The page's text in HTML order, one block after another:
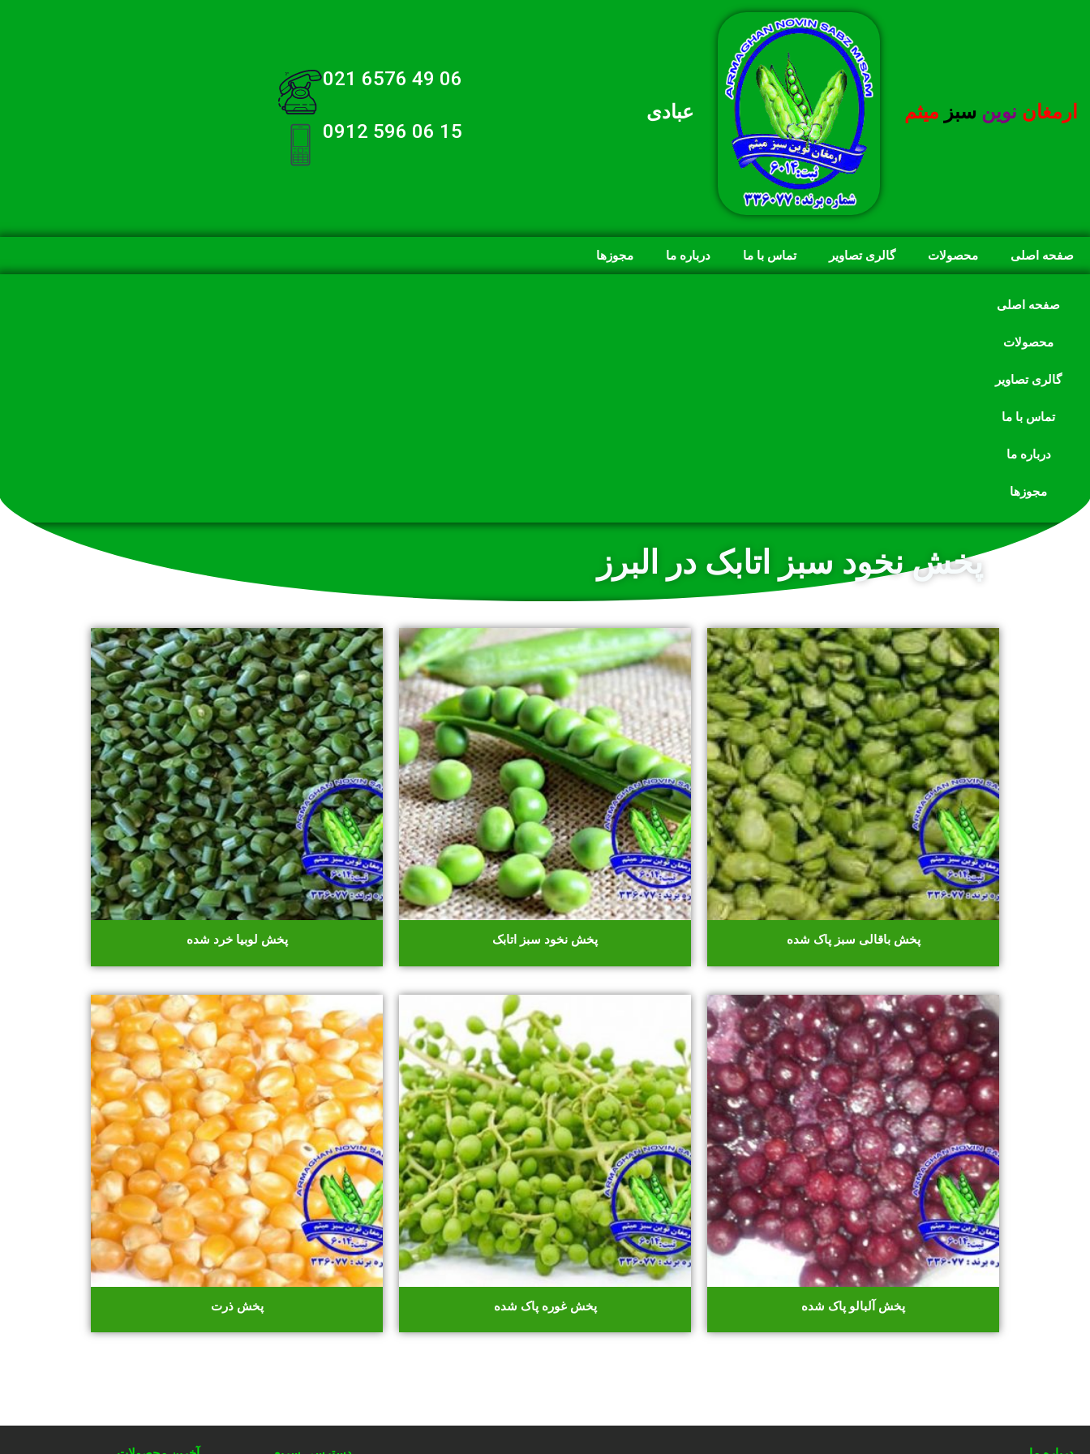
ارمغان نوین سبز میثم
06 49 6576 021
عبادی
15 06 596 0912
صفحه اصلی محصولات گالری تصاویر تماس با ما درباره ما مجوزها
صفحه اصلی
محصولات
گالری تصاویر
تماس با ما
درباره ما
مجوزها
پخش نخود سبز اتابک در البرز
پخش باقالی سبز پاک شده پخش نخود سبز اتابک پخش لوبیا خرد شده
پخش آلبالو پاک شده پخش غوره پاک شده پخش ذرت